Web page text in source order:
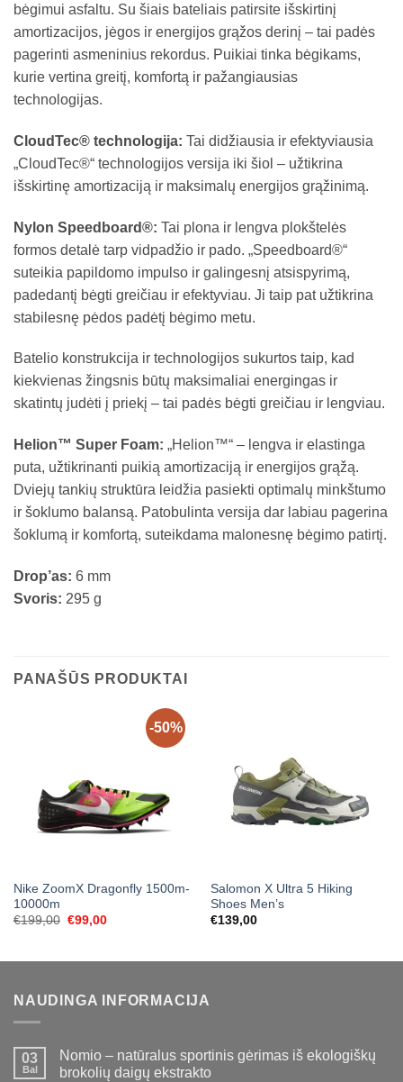
bėgimui asfaltu. Su šiais bateliais patirsite išskirtinį
amortizacijos, jėgos ir energijos grąžos derinį – tai padės
pagerinti asmeninius rekordus. Puikiai tinka bėgikams,
kurie vertina greitį, komfortą ir pažangiausias
technologijas.
CloudTec® technologija: Tai didžiausia ir efektyviausia
„CloudTec®“ technologijos versija iki šiol – užtikrina
išskirtinę amortizaciją ir maksimalų energijos grąžinimą.
Nylon Speedboard®: Tai plona ir lengva plokštelės
formos detalė tarp vidpadžio ir pado. „Speedboard®“
suteikia papildomo impulso ir galingesnį atsispyrimą,
padedantį bėgti greičiau ir efektyviau. Ji taip pat užtikrina
stabilesnę pėdos padėtį bėgimo metu.
Batelio konstrukcija ir technologijos sukurtos taip, kad
kiekvienas žingsnis būtų maksimaliai energingas ir
skatintų judėti į priekį – tai padės bėgti greičiau ir lengviau.
Helion™ Super Foam: „Helion™“ – lengva ir elastinga
puta, užtikrinanti puikią amortizaciją ir energijos grąžą.
Dviejų tankių struktūra leidžia pasiekti optimalų minkštumo
ir šoklumo balansą. Patobulinta versija dar labiau pagerina
šoklumą ir komfortą, suteikdama malonesnę bėgimo patirtį.
Drop’as: 6 mm
Svoris: 295 g
PANAŠŪS PRODUKTAI
-50%
Nike ZoomX Dragonfly 1500m-
10000m
€199,00 Original
€99,00Current
Salomon X Ultra 5 Hiking
Shoes Men’s
€139,00
NAUDINGA INFORMACIJA
03
Bal
Nomio – natūralus sportinis gėrimas iš ekologiškų
brokolių daigų ekstrakto